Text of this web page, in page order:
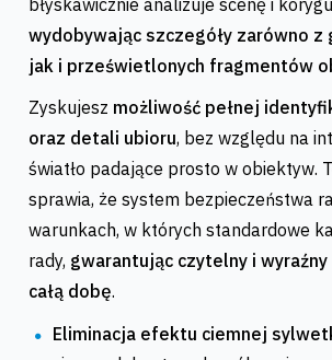
błyskawicznie analizuje scenę i
wydobywając szczegóły zarówno z
jak i prześwietlonych fragmentów
Zyskujesz możliwość pełnej
oraz detali ubioru, bez względu na
światło padające prosto w obiektyw.
sprawia, że system bezpieczeństwa
warunkach, w których standardowe
rady, gwarantując czytelny i
całą dobę.
Eliminacja efektu ciemnej